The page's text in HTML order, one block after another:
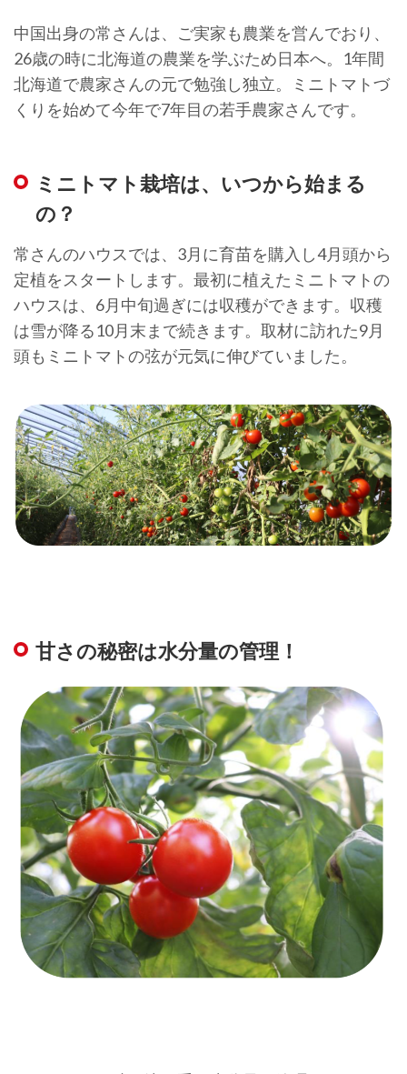
中国出身の常さんは、ご実家も農業を営んでおり、
26歳の時に北海道の農業を学ぶため日本へ。1年間
北海道で農家さんの元で勉強し独立。ミニトマトづ
くりを始めて今年で7年目の若手農家さんです。
ミニトマト栽培は、いつから始まる
の？
常さんのハウスでは、3月に育苗を購入し4月頭から
定植をスタートします。最初に植えたミニトマトの
ハウスは、6月中旬過ぎには収穫ができます。収穫
は雪が降る10月末まで続きます。取材に訪れた9月
頭もミニトマトの弦が元気に伸びていました。
甘さの秘密は水分量の管理！